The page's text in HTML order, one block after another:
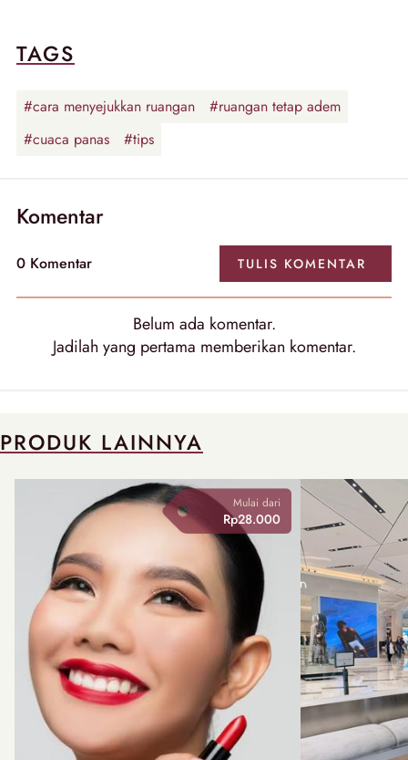
TAGS
#cara menyejukkan ruangan
#ruangan tetap adem
#cuaca panas
#tips
Komentar
0 Komentar TULIS KOMENTAR
Belum ada komentar.
Jadilah yang pertama memberikan komentar.
PRODUK LAINNYA
Mulai dari
Rp28.000